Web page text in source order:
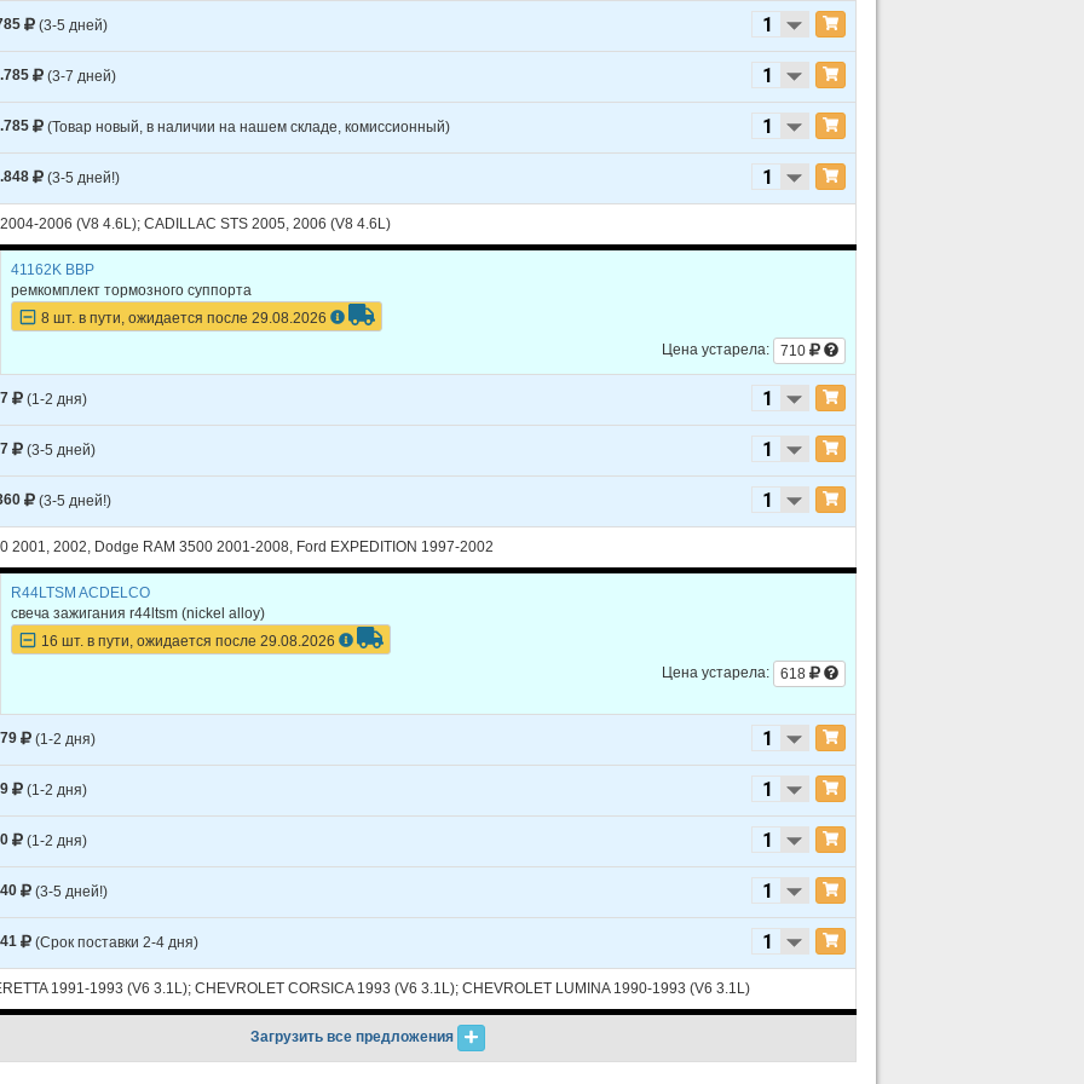
EXPRESS 1500
EXPRESS 2500 2021 V8 6.0L
EXPRESS 2500 2020 V8 6.0L
EXPRESS 2500
EXPRESS 2500
EXPRESS 2500 2015 V8 4.8L
EXPRESS 2500 2015 V8 6.0L
EXPRESS 2500
EXPRESS 2500
EXPRESS 2500 2012 V8 6.0L
EXPRESS 2500 2011 V8 4.8L
EXPRESS 2500 2010 V8 6.0L
EXPRESS 2500
EXPRESS 2500 2009 V8 6.0L
(3-5 дней)
(3-7 дней)
(Товар новый, в наличии на нашем складе, комиссионный)
(3-5 дней!)
2006 (V8 4.6L); CADILLAC STS 2005, 2006 (V8 4.6L)
41162K BBP
ремкомплект тормозного суппорта
8 шт. в пути, ожидается после 29.08.2026
Цена устарела:
710
(1-2 дня)
(3-5 дней)
(3-5 дней!)
2001, 2002, Dodge RAM 3500 2001-2008, Ford EXPEDITION 1997-2002
R44LTSM ACDELCO
свеча зажигания r44ltsm (nickel alloy)
16 шт. в пути, ожидается после 29.08.2026
Цена устарела:
618
(1-2 дня)
(1-2 дня)
(1-2 дня)
(3-5 дней!)
(Срок поставки 2-4 дня)
1991-1993 (V6 3.1L); CHEVROLET CORSICA 1993 (V6 3.1L); CHEVROLET LUMINA 1990-1993 (V6 3.1L)
Загрузить все предложения